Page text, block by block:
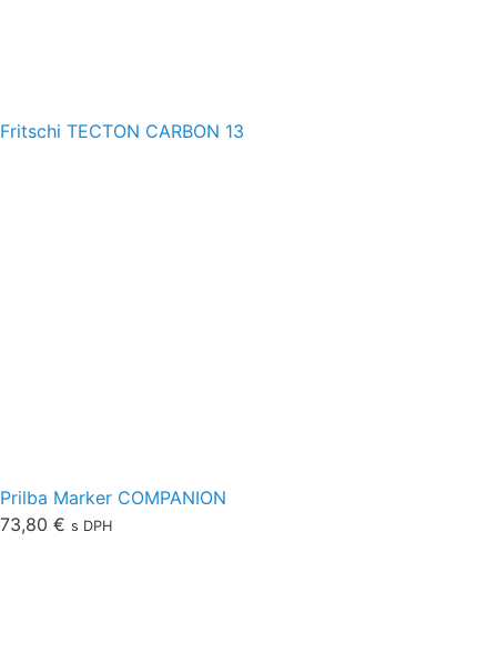
Fritschi TECTON CARBON 13
Prilba Marker COMPANION
73,80 € s DPH